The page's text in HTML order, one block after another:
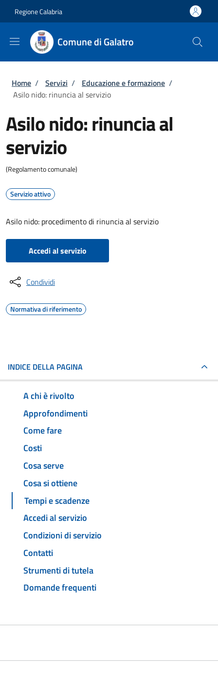
Regione Calabria
Comune di Galatro
Briciole di pane
Home / Servizi / Educazione e formazione /
Asilo nido: rinuncia al servizio
Asilo nido: rinuncia al
servizio
(Regolamento comunale)
Servizio attivo
Asilo nido: procedimento di rinuncia al servizio
Accedi al servizio
Condividi
Normativa di riferimento
INDICE DELLA PAGINA
A chi è rivolto
Approfondimenti
Come fare
Costi
Cosa serve
Cosa si ottiene
Tempi e scadenze
Accedi al servizio
Condizioni di servizio
Contatti
Strumenti di tutela
Domande frequenti